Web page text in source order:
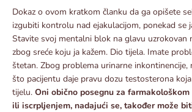
Dokaz o ovom kratkom članku da ga opišete
izgubiti kontrolu nad ejakulacijom, ponekad se
Stavite svoj mentalni blok na glavu uzrokovan
zbog sreće koju ja kažem. Dio tijela. Imate
štetan. Zbog problema urinarne inkontinencije,
što pacijentu daje pravu dozu testosterona
tijelu. Oni obično posegnu za
ili iscrpljenjem, nadajući se, također može